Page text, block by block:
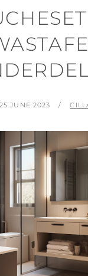
POSTED
25 JUNE 2023 BY